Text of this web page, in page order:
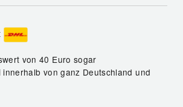
von 40 Euro sogar
von ganz Deutschland und